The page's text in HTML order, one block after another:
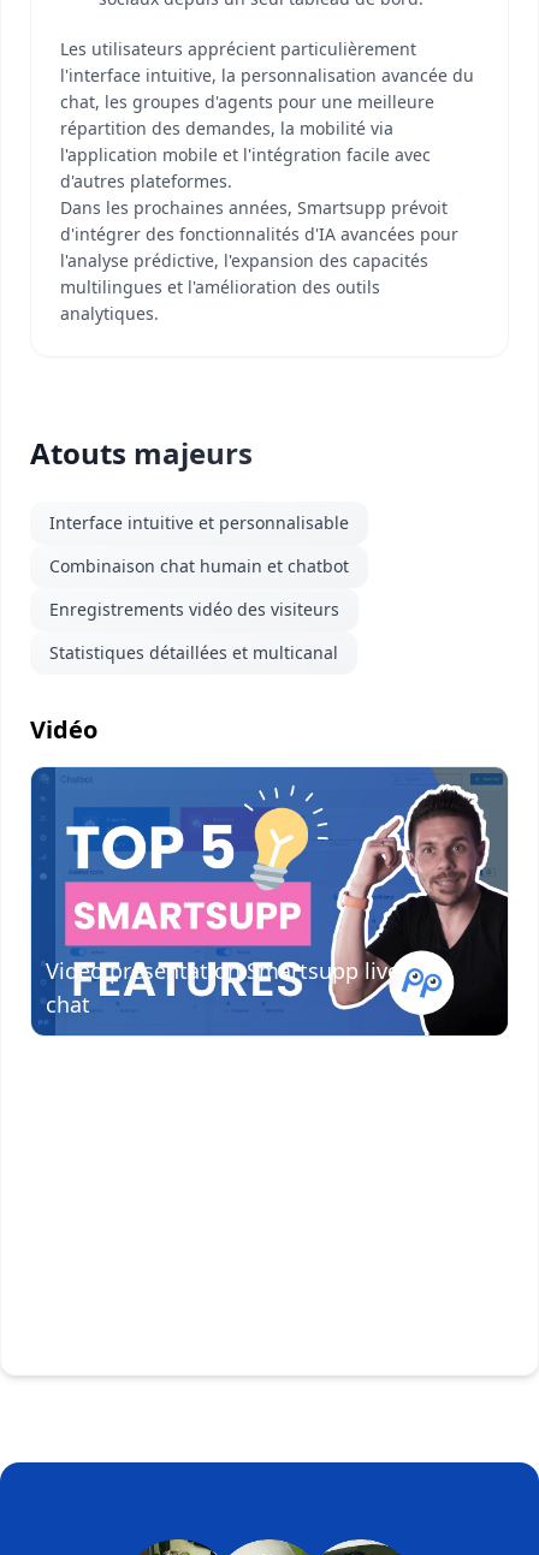
Les utilisateurs apprécient particulièrement
l'interface intuitive, la personnalisation avancée du
chat, les groupes d'agents pour une meilleure
répartition des demandes, la mobilité via
l'application mobile et l'intégration facile avec
d'autres plateformes.
Dans les prochaines années, Smartsupp prévoit
d'intégrer des fonctionnalités d'IA avancées pour
l'analyse prédictive, l'expansion des capacités
multilingues et l'amélioration des outils
analytiques.
Atouts majeurs
Interface intuitive et personnalisable
Combinaison chat humain et chatbot
Enregistrements vidéo des visiteurs
Statistiques détaillées et multicanal
Vidéo
Visionner
Vidéo présentation Smartsupp live
chat